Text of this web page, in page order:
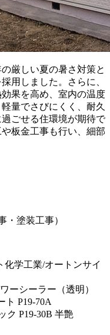
厳しい夏の暑さ対策と
用しました。さらに、
果を高め、室内の温度
量でさびにくく、耐久
ごせる住環境が期待で
板金工事も行い、細部
・塗装工事）
化学工業/オートンサイ
ーシーラー（透明）
ト P19-70A
ク P19-30B 半艶